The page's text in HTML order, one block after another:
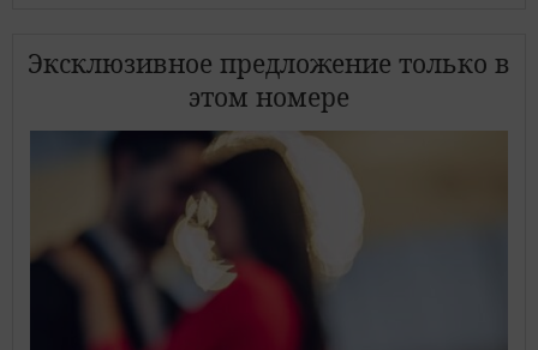
Эксклюзивное предложение только в
этом номере